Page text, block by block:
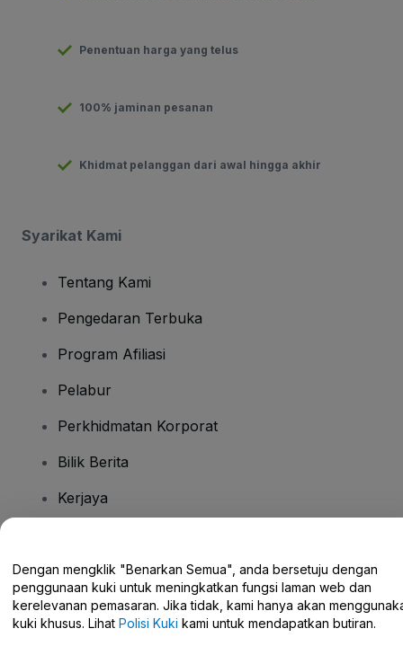
Penentuan harga yang telus
100% jaminan pesanan
Khidmat pelanggan dari awal hingga akhir
Syarikat Kami
Tentang Kami
Pengedaran Terbuka
Program Afiliasi
Pelabur
Perkhidmatan Korporat
Bilik Berita
Kerjaya
Pusat Bantuan / Hubungi Kami
Dengan mengklik "Benarkan Semua", anda bersetuju dengan
penggunaan kuki untuk meningkatkan fungsi laman web dan
kerelevanan pemasaran. Jika tidak, kami hanya akan
kuki khusus. Lihat Polisi Kuki kami untuk mendapatkan butiran.